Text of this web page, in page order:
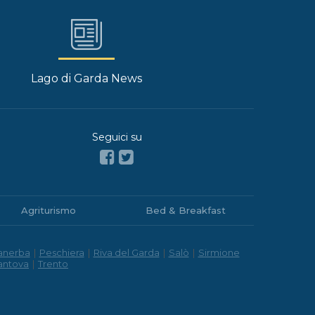
Lago di Garda News
Seguici su
Agriturismo Bed & Breakfast
| Peschiera | Riva del Garda | Salò | Sirmione
| Trento